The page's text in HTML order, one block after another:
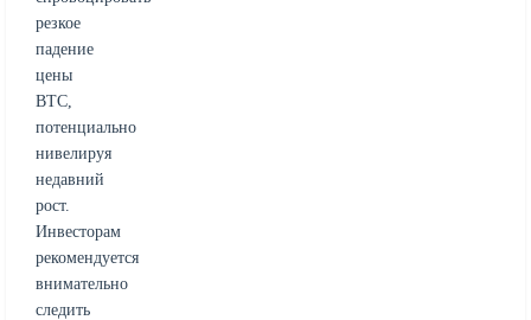
резкое
падение
цены
BTC,
потенциально
нивелируя
недавний
рост.
Инвесторам
рекомендуется
внимательно
следить